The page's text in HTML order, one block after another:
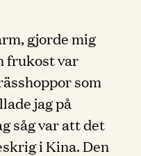
gjorde mig
frukost var
som
jag på
såg var att det
i Kina. Den